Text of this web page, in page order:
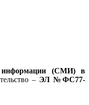
информации (СМИ) в
– ЭЛ №ФС77-